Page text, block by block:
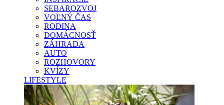
SEBAROZVOJ
VOĽNÝ ČAS
RODINA
DOMÁCNOSŤ
ZÁHRADA
AUTO
ROZHOVORY
KVÍZY
LIFESTYLE